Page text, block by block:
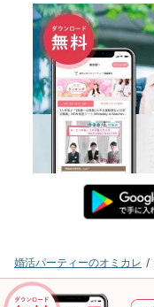
婚活パーティーのオミカレ